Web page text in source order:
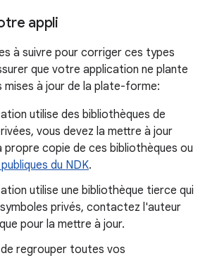
appli
à suivre pour corriger ces types
que votre application ne plante
à jour de la plate-forme:
utilise des bibliothèques de
vous devez la mettre à jour
propre copie de ces bibliothèques ou
du NDK.
utilise une bibliothèque tierce qui
privés, contactez l'auteur
pour la mettre à jour.
regrouper toutes vos